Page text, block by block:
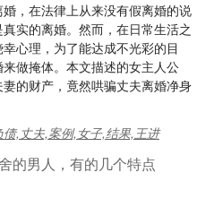
，在法律上从来没有假离婚的说
实的离婚。然而，在日常生活之
心理，为了能达成不光彩的目
做掩体。本文描述的女主人公
妻的财产，竟然哄骗丈夫离婚净身
债,丈夫,案例,女子,结果,王进